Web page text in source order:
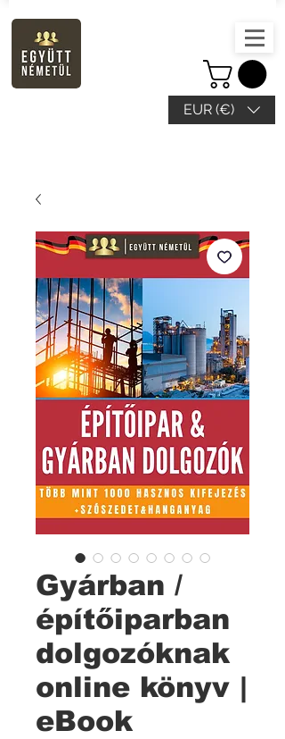
EUR (€)
Gyárban /
építőiparban
dolgozóknak
online könyv |
eBook